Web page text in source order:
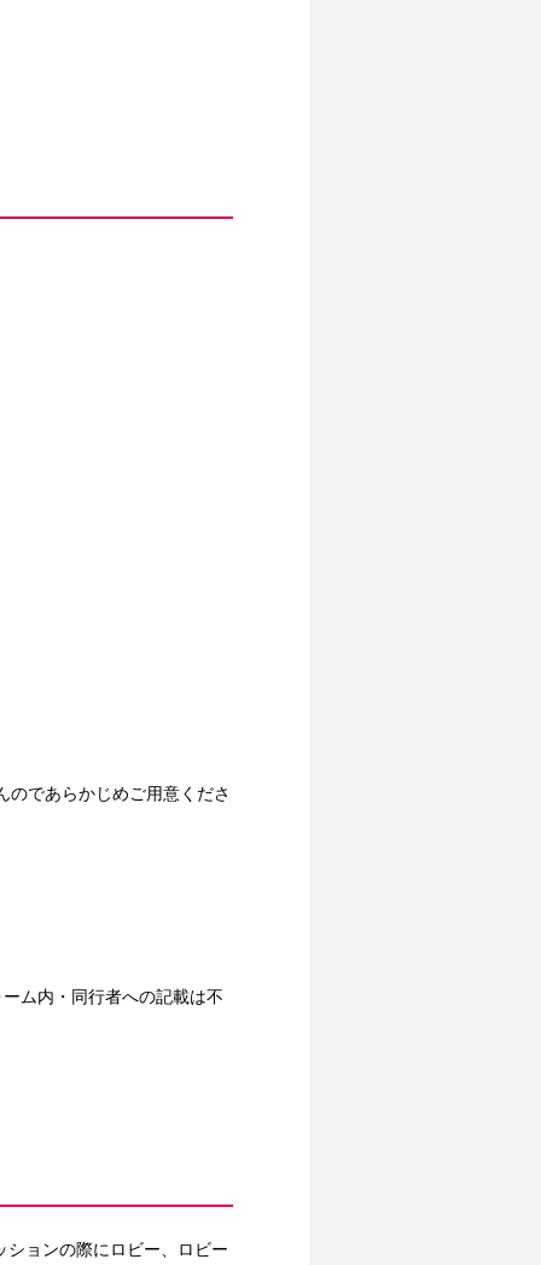
であらかじめご用意くださ
ム内・同行者への記載は不
ョンの際にロビー、ロビー